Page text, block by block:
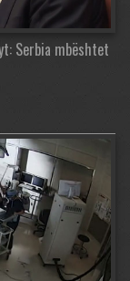
Serbia mbështet